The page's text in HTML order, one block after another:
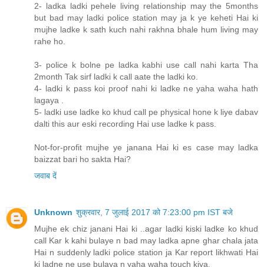
2- ladka ladki pehele living relationship may the 5months
but bad may ladki police station may ja k ye keheti Hai ki
mujhe ladke k sath kuch nahi rakhna bhale hum living may
rahe ho.
3- police k bolne pe ladka kabhi use call nahi karta Tha
2month Tak sirf ladki k call aate the ladki ko.
4- ladki k pass koi proof nahi ki ladke ne yaha waha hath
lagaya .
5- ladki use ladke ko khud call pe physical hone k liye dabav
dalti this aur eski recording Hai use ladke k pass.
Not-for-profit mujhe ye janana Hai ki es case may ladka
baizzat bari ho sakta Hai?
जवाब दें
Unknown शुक्रवार, 7 जुलाई 2017 को 7:23:00 pm IST बजे
Mujhe ek chiz janani Hai ki ..agar ladki kiski ladke ko khud
call Kar k kahi bulaye n bad may ladka apne ghar chala jata
Hai n suddenly ladki police station ja Kar report likhwati Hai
ki ladne ne use bulaya n yaha waha touch kiya.